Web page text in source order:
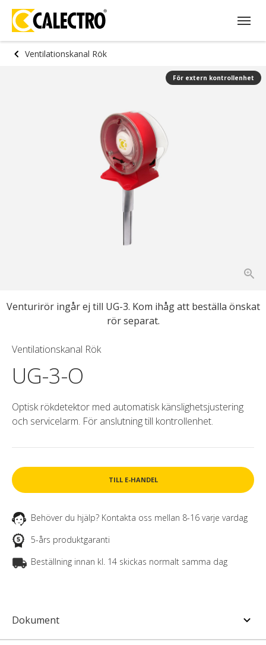
Ventilationskanal Rök
För extern kontrollenhet
Venturirör ingår ej till UG-3. Kom ihåg att beställa önskat
rör separat.
Ventilationskanal Rök
UG-3-O
Optisk rökdetektor med automatisk känslighetsjustering
och servicelarm. För anslutning till kontrollenhet.
TILL E-HANDEL
Behöver du hjälp? Kontakta oss mellan 8-16 varje vardag
5-års produktgaranti
Beställning innan kl. 14 skickas normalt samma dag
Dokument